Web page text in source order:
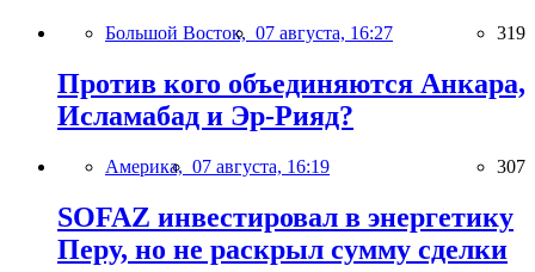
Большой Восток, 07 августа, 16:27 319
Против кого объединяются Анкара,
Исламабад и Эр-Рияд?
Америка, 07 августа, 16:19 307
SOFAZ инвестировал в энергетику
Перу, но не раскрыл сумму сделки